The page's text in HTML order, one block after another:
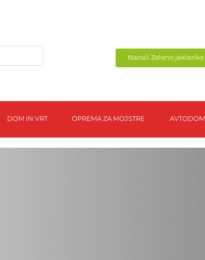
Naroči Zeleno jeklenko
DOM IN VRT OPREMA ZA MOJSTRE AVTODOM